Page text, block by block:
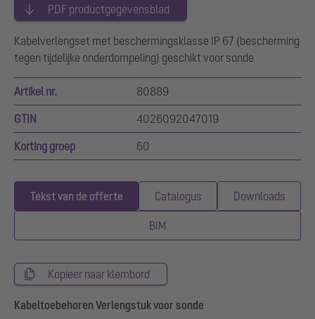
PDF productgegevensblad
Kabelverlengset met beschermingsklasse IP 67 (bescherming
tegen tijdelijke onderdompeling) geschikt voor sonde
Artikel nr. 80889
GTIN 4026092047019
Korting groep 60
Tekst van de offerte Catalogus Downloads
BIM
Kopieer naar klembord
Kabeltoebehoren Verlengstuk voor sonde